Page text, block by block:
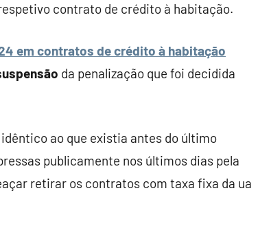
contrato de crédito à habitação.
em contratos de crédito à habitação
da penalização que foi decidida
ao que existia antes do último
publicamente nos últimos dias pela
retirar os contratos com taxa fixa da ua